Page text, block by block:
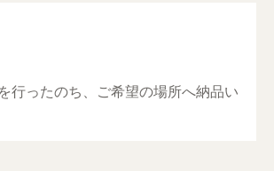
⾏ったのち、ご希望の場所へ納品い